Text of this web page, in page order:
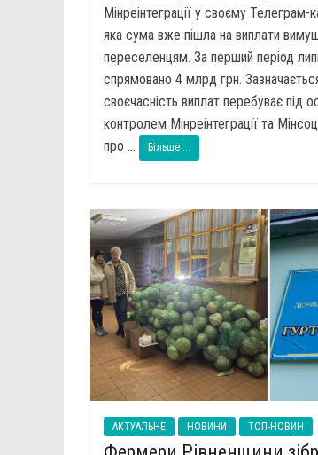
Мінреінтеграції у своєму Телеграм-
яка сума вже пішла на виплати
переселенцям. За перший період
спрямовано 4 млрд грн.
своєчасність виплат перебуває під
контролем Мінреінтеграції та
про ...
Більше ...
АКТУАЛЬНЕ НОВИНИ ТОП-НОВИН